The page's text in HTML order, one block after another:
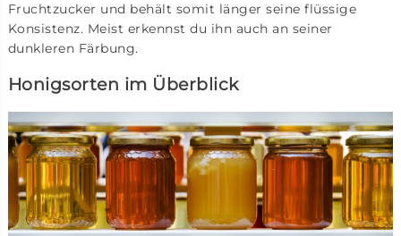
Fruchtzucker und behält somit länger seine flüssige
Konsistenz. Meist erkennst du ihn auch an seiner
dunkleren Färbung.
Honigsorten im Überblick